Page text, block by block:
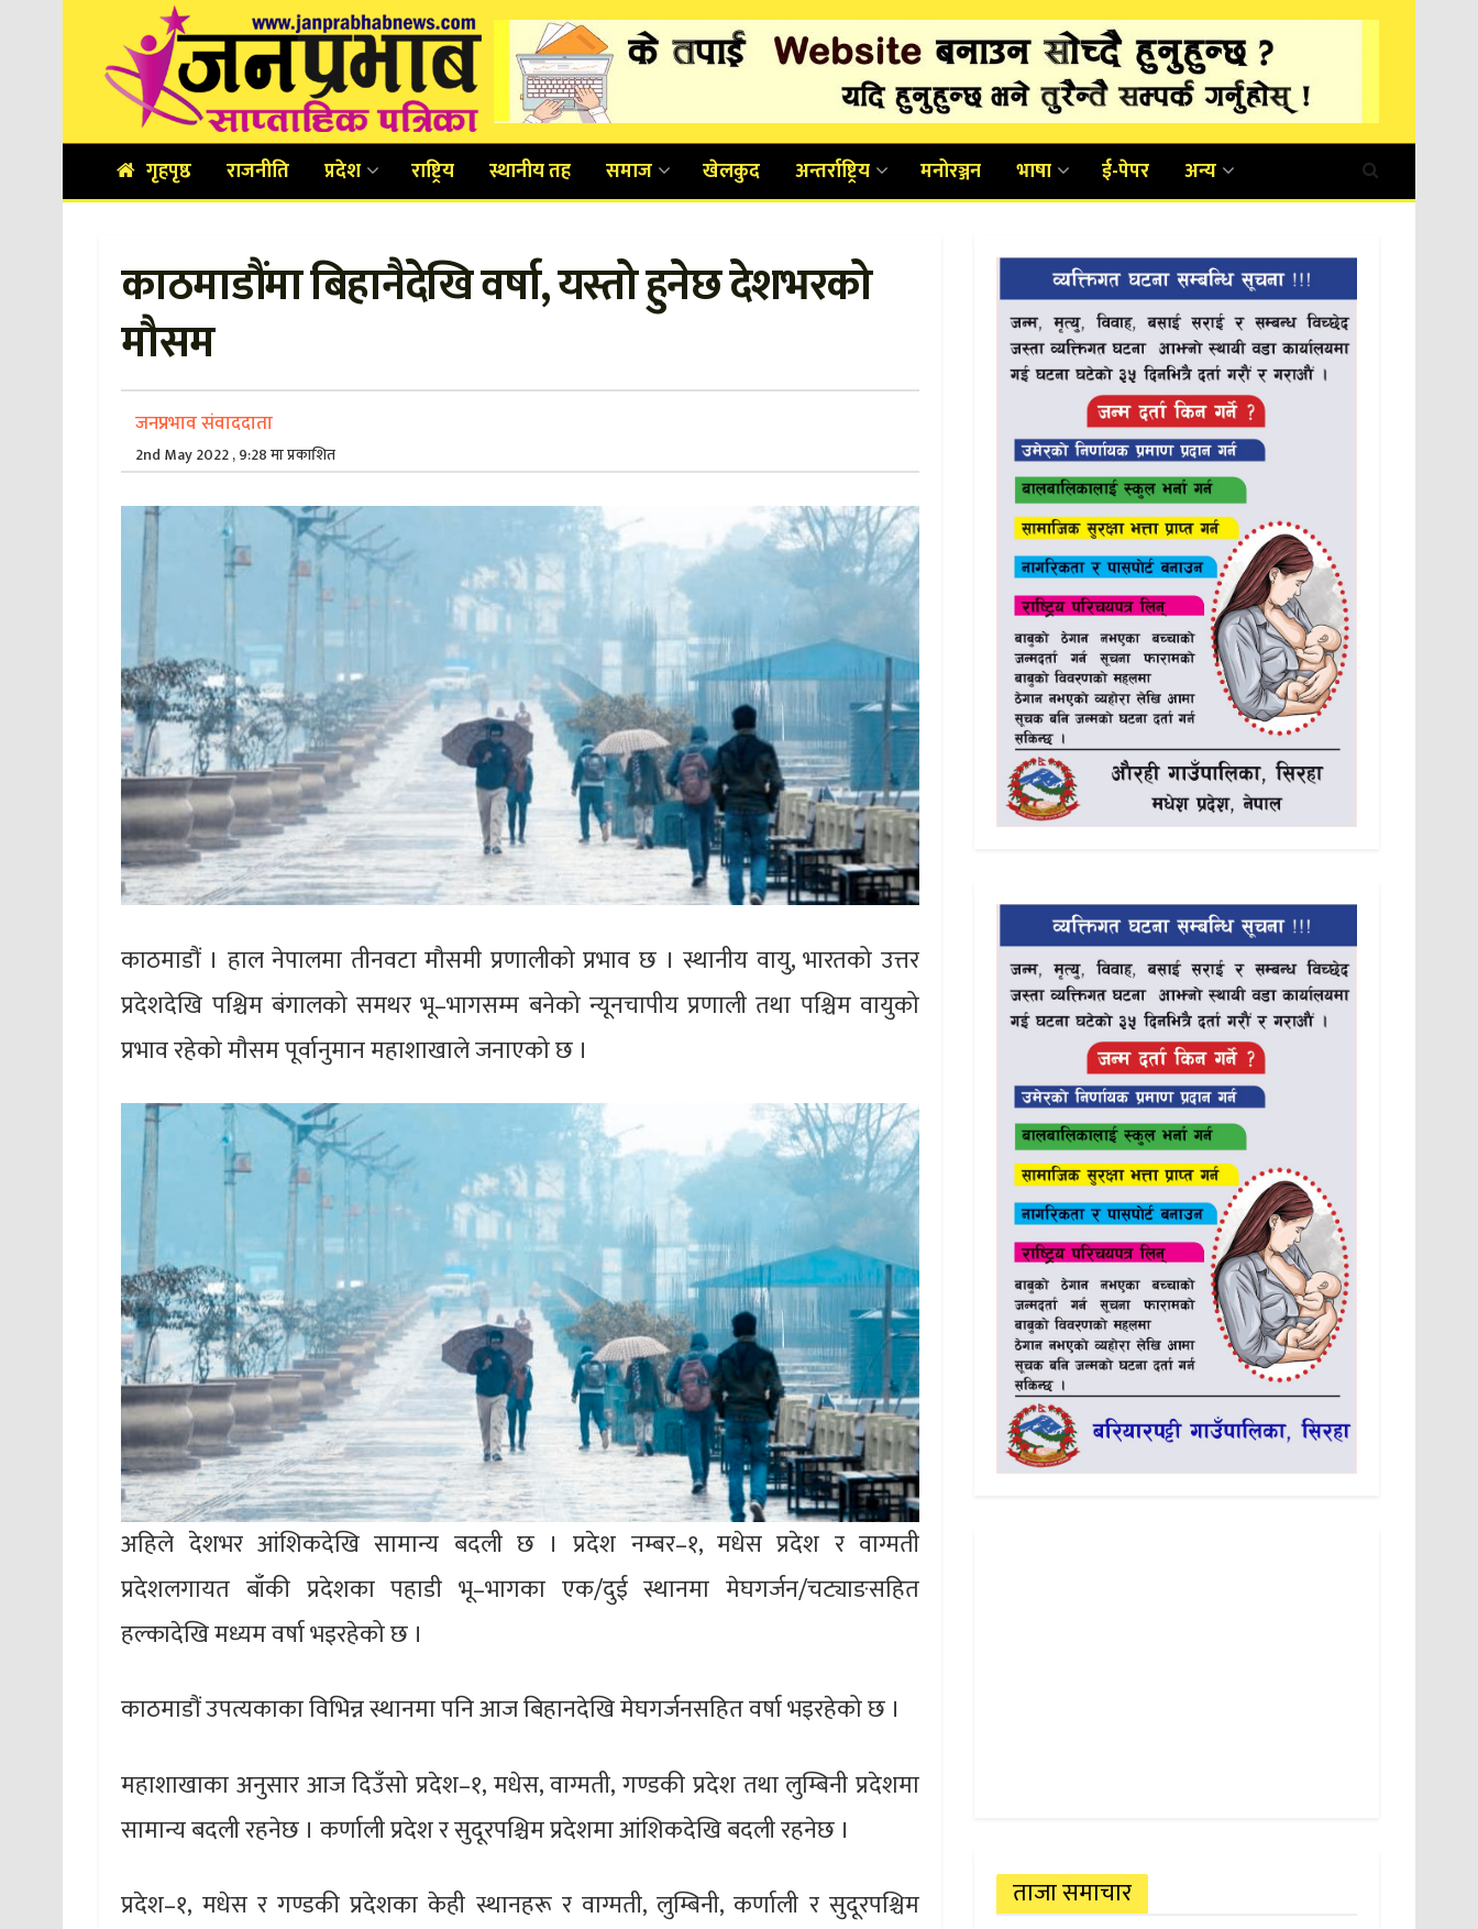
गृहपृष्ठ राजनीति प्रदेश राष्ट्रिय स्थानीय तह समाज खेलकुद अन्तर्राष्ट्रिय मनोरञ्जन भाषा ई-पेपर अन्य
काठमाडौंमा बिहानैदेखि वर्षा, यस्तो हुनेछ देशभरको
मौसम
जनप्रभाव संवाददाता
2nd May 2022 , 9:28 मा प्रकाशित
काठमाडौं । हाल नेपालमा तीनवटा मौसमी प्रणालीको प्रभाव छ । स्थानीय वायु, भारतको उत्तर
प्रदेशदेखि पश्चिम बंगालको समथर भू–भागसम्म बनेको न्यूनचापीय प्रणाली तथा पश्चिम वायुको
प्रभाव रहेको मौसम पूर्वानुमान महाशाखाले जनाएको छ ।
अहिले देशभर आंशिकदेखि सामान्य बदली छ । प्रदेश नम्बर–१, मधेस प्रदेश र वाग्मती
प्रदेशलगायत बाँकी प्रदेशका पहाडी भू–भागका एक/दुई स्थानमा मेघगर्जन/चट्याङसहित
हल्कादेखि मध्यम वर्षा भइरहेको छ ।
काठमाडौं उपत्यकाका विभिन्न स्थानमा पनि आज बिहानदेखि मेघगर्जनसहित वर्षा भइरहेको छ ।
महाशाखाका अनुसार आज दिउँसो प्रदेश–१, मधेस, वाग्मती, गण्डकी प्रदेश तथा लुम्बिनी प्रदेशमा
सामान्य बदली रहनेछ । कर्णाली प्रदेश र सुदूरपश्चिम प्रदेशमा आंशिकदेखि बदली रहनेछ ।
प्रदेश–१, मधेस र गण्डकी प्रदेशका केही स्थानहरू र वाग्मती, लुम्बिनी, कर्णाली र सुदूरपश्चिम
ताजा समाचार